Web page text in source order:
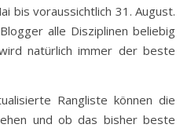
bis voraussichtlich 31. August.
alle Disziplinen beliebig
natürlich immer der beste
Rangliste können die
und ob das bisher beste